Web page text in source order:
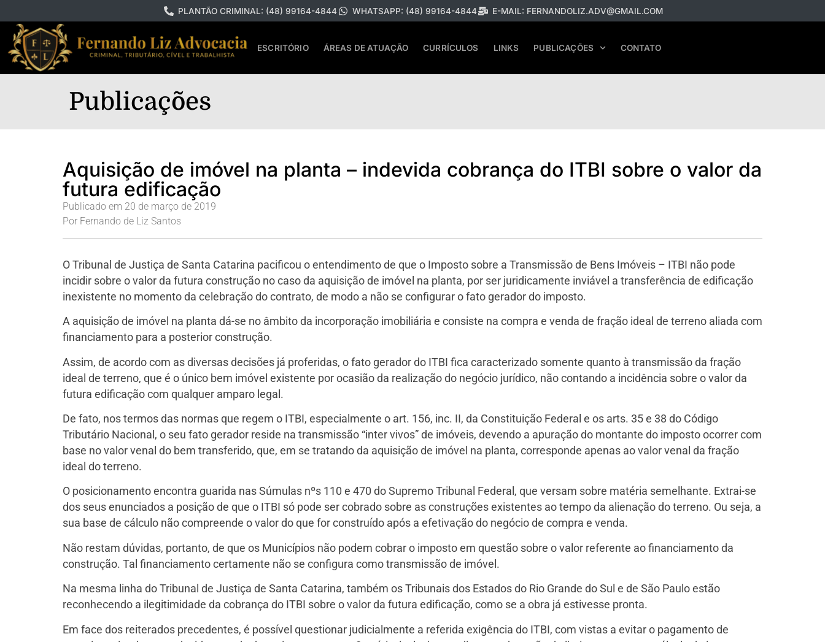
PLANTÃO CRIMINAL: (48) 99164-4844 WHATSAPP: (48) 99164-4844 E-MAIL: FERNANDOLIZ.ADV@GMAIL.COM
ESCRITÓRIO ÁREAS DE ATUAÇÃO CURRÍCULOS LINKS PUBLICAÇÕES CONTATO
Publicações
Aquisição de imóvel na planta – indevida cobrança do ITBI sobre o valor da
futura edificação
Publicado em 20 de março de 2019
Por Fernando de Liz Santos
O Tribunal de Justiça de Santa Catarina pacificou o entendimento de que o Imposto sobre a Transmissão de Bens Imóveis – ITBI não pode
incidir sobre o valor da futura construção no caso da aquisição de imóvel na planta, por ser juridicamente inviável a transferência de edificação
inexistente no momento da celebração do contrato, de modo a não se configurar o fato gerador do imposto.
A aquisição de imóvel na planta dá-se no âmbito da incorporação imobiliária e consiste na compra e venda de fração ideal de terreno aliada com
financiamento para a posterior construção.
Assim, de acordo com as diversas decisões já proferidas, o fato gerador do ITBI fica caracterizado somente quanto à transmissão da fração
ideal de terreno, que é o único bem imóvel existente por ocasião da realização do negócio jurídico, não contando a incidência sobre o valor da
futura edificação com qualquer amparo legal.
De fato, nos termos das normas que regem o ITBI, especialmente o art. 156, inc. II, da Constituição Federal e os arts. 35 e 38 do Código
Tributário Nacional, o seu fato gerador reside na transmissão “inter vivos” de imóveis, devendo a apuração do montante do imposto ocorrer com
base no valor venal do bem transferido, que, em se tratando da aquisição de imóvel na planta, corresponde apenas ao valor venal da fração
ideal do terreno.
O posicionamento encontra guarida nas Súmulas nºs 110 e 470 do Supremo Tribunal Federal, que versam sobre matéria semelhante. Extrai-se
dos seus enunciados a posição de que o ITBI só pode ser cobrado sobre as construções existentes ao tempo da alienação do terreno. Ou seja, a
sua base de cálculo não compreende o valor do que for construído após a efetivação do negócio de compra e venda.
Não restam dúvidas, portanto, de que os Municípios não podem cobrar o imposto em questão sobre o valor referente ao financiamento da
construção. Tal financiamento certamente não se configura como transmissão de imóvel.
Na mesma linha do Tribunal de Justiça de Santa Catarina, também os Tribunais dos Estados do Rio Grande do Sul e de São Paulo estão
reconhecendo a ilegitimidade da cobrança do ITBI sobre o valor da futura edificação, como se a obra já estivesse pronta.
Em face dos reiterados precedentes, é possível questionar judicialmente a referida exigência do ITBI, com vistas a evitar o pagamento de